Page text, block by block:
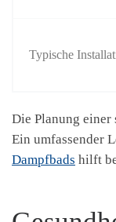
Typische
Die Planung einer
Ein umfassender
Dampfbads hilft